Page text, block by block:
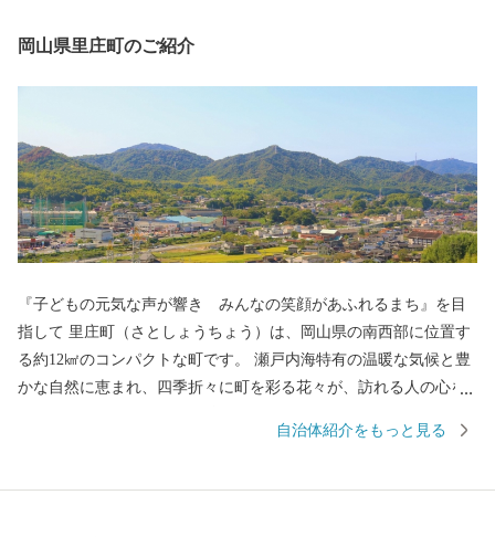
岡山県里庄町のご紹介
『子どもの元気な声が響き みんなの笑顔があふれるまち』を目
指して 里庄町（さとしょうちょう）は、岡山県の南西部に位置す
る約12㎢のコンパクトな町です。 瀬戸内海特有の温暖な気候と豊
かな自然に恵まれ、四季折々に町を彩る花々が、訪れる人の心を
町内には図書館や文化ホールといった県下でも有数の施設が整っ
自治体紹介をもっと見る